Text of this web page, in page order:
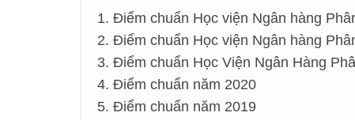
1. Điểm chuẩn Học viện Ngân hàng
2. Điểm chuẩn Học viện Ngân hàng
3. Điểm chuẩn Học Viện Ngân Hàng
4. Điểm chuẩn năm 2020
5. Điểm chuẩn năm 2019